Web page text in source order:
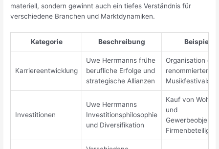
materiell, sondern gewinnt auch ein tiefes Verständnis für
verschiedene Branchen und Marktdynamiken.
Kategorie Beschreibung Beispiel
Karriereentwicklung
Uwe Herrmanns frühe
berufliche Erfolge und
strategische Allianzen
Organisation
renommierten
Musikfestivals
Investitionen
Uwe Herrmanns
Investitionsphilosophie
und Diversifikation
Kauf von Wohn-
und